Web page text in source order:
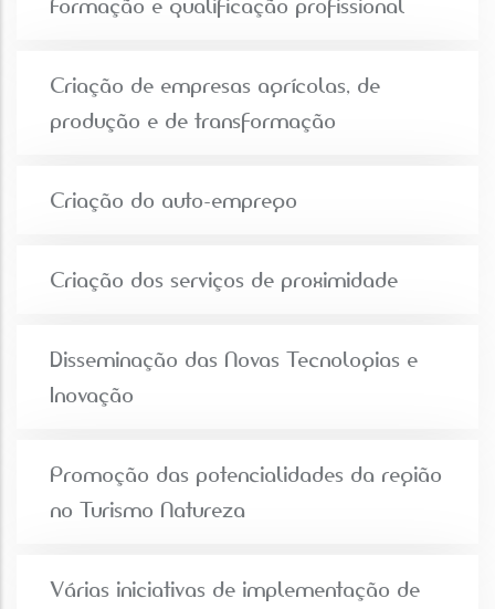
Formação e qualificação profissional
Criação de empresas agrícolas, de
produção e de transformação
Criação do auto-emprego
Criação dos serviços de proximidade
Disseminação das Novas Tecnologias e
Inovação
Promoção das potencialidades da região
no Turismo Natureza
Várias iniciativas de implementação de